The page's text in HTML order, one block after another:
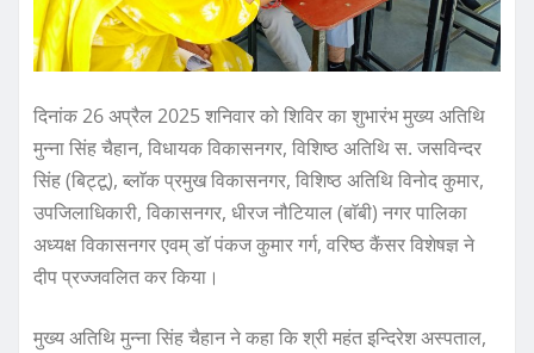
दिनांक 26 अप्रैल 2025 शनिवार को शिविर का शुभारंभ मुख्य अतिथि
मुन्ना सिंह चैहान, विधायक विकासनगर, विशिष्ठ अतिथि स. जसविन्दर
सिंह (बिट्टू), ब्लाॅक प्रमुख विकासनगर, विशिष्ठ अतिथि विनोद कुमार,
उपजिलाधिकारी, विकासनगर, धीरज नौटियाल (बाॅबी) नगर पालिका
अध्यक्ष विकासनगर एवम् डाॅ पंकज कुमार गर्ग, वरिष्ठ कैंसर विशेषज्ञ ने
दीप प्रज्जवलित कर किया।
मुख्य अतिथि मुन्ना सिंह चैहान ने कहा कि श्री महंत इन्दिरेश अस्पताल,